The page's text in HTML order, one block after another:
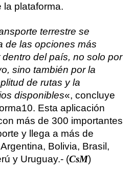
la plataforma.
terrestre se
de las opciones más
del país, no solo por
sino también por la
de rutas y la
disponibles«, concluye
Esta aplicación
más de 300 importantes
y llega a más de
Bolivia, Brasil,
y Uruguay.- (CsM)